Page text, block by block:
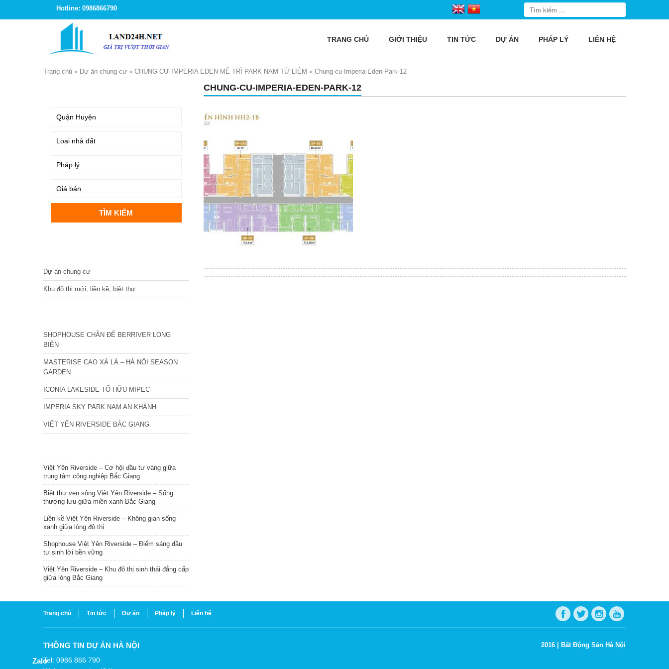
Hotline: 0986866790
TRANG CHỦ GIỚI THIỆU TIN TỨC DỰ ÁN PHÁP LÝ LIÊN HỆ
Trang chủ » Dự án chung cư » CHUNG CƯ IMPERIA EDEN MỄ TRÌ PARK NAM TỪ LIÊM » Chung-cu-Imperia-Eden-Park-12
CHUNG-CU-IMPERIA-EDEN-PARK-12
Dự án chung cư
Khu đô thị mới, liền kề, biệt thự
SHOPHOUSE CHÂN ĐẾ BERRIVER LONG
BIÊN
MASTERISE CAO XÀ LÁ – HÀ NỘI SEASON
GARDEN
ICONIA LAKESIDE TỐ HỮU MIPEC
IMPERIA SKY PARK NAM AN KHÁNH
VIỆT YÊN RIVERSIDE BẮC GIANG
Việt Yên Riverside – Cơ hội đầu tư vàng giữa
trung tâm công nghiệp Bắc Giang
Biệt thự ven sông Việt Yên Riverside – Sống
thượng lưu giữa miền xanh Bắc Giang
Liền kề Việt Yên Riverside – Không gian sống
xanh giữa lòng đô thị
Shophouse Việt Yên Riverside – Điểm sáng đầu
tư sinh lời bền vững
Việt Yên Riverside – Khu đô thị sinh thái đẳng cấp
giữa lòng Bắc Giang
Trang chủ Tin tức Dự án Pháp lý Liên hệ
THÔNG TIN DỰ ÁN HÀ NỘI
Tel: 0986 866 790
2016 | Bất Động Sản Hà Nội
Zalo